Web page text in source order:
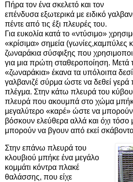
Πήρα τον ένα σκελετό και τον
επένδυσα εξωτερικά με ειδικό
πέντε από τις έξι πλευρές του.
Για ευκολία κατά το «ντύσιμο»
«κρίσιμα» σημεία (γωνίες,καμπύλες
ζωναράκια σύσφιξης που
για μια πρώτη σταθεροποίηση. Μετά
«ζωναράκια» έκανα τα υπόλοιπα
γαλβανιζέ σύρμα ώστε να δεθεί
πλέγμα. Στην κάτω πλευρά του κύβου
πλευρά που ακουμπά στο χώμα
μεγαλύτερο «καρέ» ώστε να μπορούν
βόσκουν ελεύθερα αλλά και όχι
μπορούν να βγουν από εκεί
Στην επάνω πλευρά του
κλουβιού μπήκε ένα μεγάλο
κομμάτι κόντρα πλακέ
θαλάσσης, που είχε